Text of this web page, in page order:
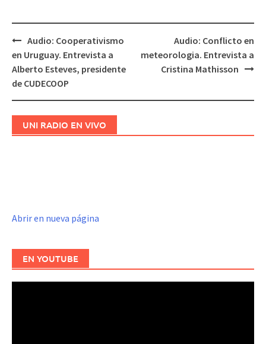
Navegación
de
entradas
Audio: Cooperativismo
en Uruguay. Entrevista a
Alberto Esteves, presidente
de CUDECOOP
Audio: Conflicto en
meteorologia. Entrevista a
Cristina Mathisson
UNI RADIO EN VIVO
Abrir en nueva página
EN YOUTUBE